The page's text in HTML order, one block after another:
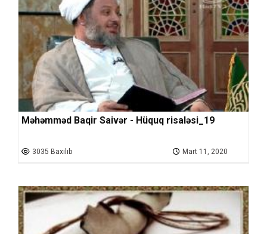
Məhəmməd Baqir Saivər - Hüquq risaləsi_19
3035 Baxılıb Mart 11, 2020